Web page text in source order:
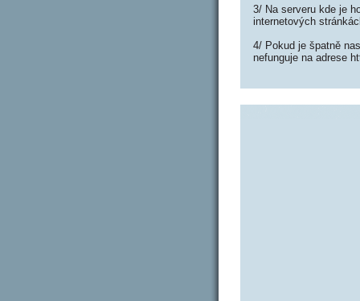
3/ Na serveru kde je
internetových
4/ Pokud je špatně
nefunguje na adrese